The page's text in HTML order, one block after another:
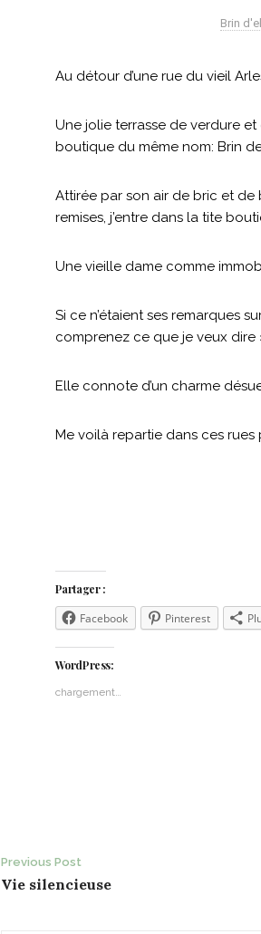
Brin
Au détour d’une rue du vieil
Une jolie terrasse de verdure
boutique du même nom: Brin
Attirée par son air de bric et de
remises, j’entre dans la tite
Une vieille dame comme
Si ce n’étaient ses remarques
comprenez ce que je veux dire
Elle connote d’un charme
Me voilà repartie dans ces
Partager :
Facebook Pinterest
WordPress:
chargement…
Post
Previous Post
Vie silencieuse